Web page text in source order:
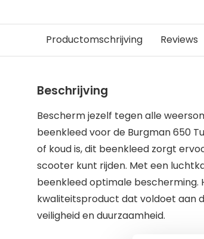
Productomschrijving Reviews
Beschrijving
Bescherm jezelf tegen alle
beenkleed voor de Burgman 650
of koud is, dit beenkleed zorgt
scooter kunt rijden. Met een
beenkleed optimale bescherming.
kwaliteitsproduct dat voldoet aan
veiligheid en duurzaamheid.